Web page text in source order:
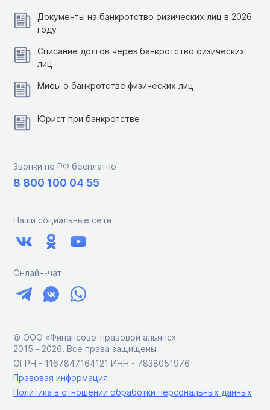
Документы на банкротство физических лиц в 2026
году
Списание долгов через банкротство физических
лиц
Мифы о банкротстве физических лиц
Юрист при банкротстве
Звонки по РФ бесплатно
8 800 100 04 55
Наши социальные сети
Онлайн-чат
© ООО «Финансово-правовой альянс»
2015 ‑ 2026. Все права защищены
ОГРН - 1167847164121 ИНН - 7838051976
Правовая информация
Политика в отношении обработки персональных данных